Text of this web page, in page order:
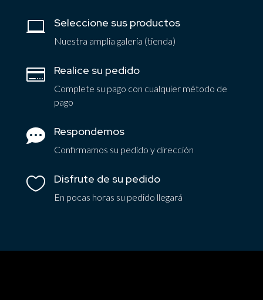
 Seleccione sus productos
Nuestra amplia galería (tienda)
 Realice su pedido
Complete su pago con cualquier método de
pago
 Respondemos
Confirmamos su pedido y dirección
 Disfrute de su pedido
En pocas horas su pedido llegará